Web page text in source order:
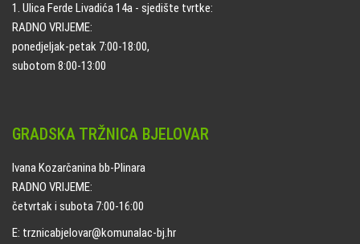
1. Ulica Ferde Livadića 14a - sjedište tvrtke:
RADNO VRIJEME:
ponedjeljak-petak 7:00-18:00,
subotom 8:00-13:00
GRADSKA TRŽNICA BJELOVAR
Ivana Kozarčanina bb-Plinara
RADNO VRIJEME:
četvrtak i subota 7:00-16:00
E: trznicabjelovar@komunalac-bj.hr